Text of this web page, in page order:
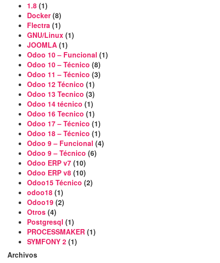
1.8 (1)
Docker(8)
Flectra (1)
GNU/Linux (1)
JOOMLA (1)
Odoo 10 – Funcional (1)
Odoo 10 – Técnico (8)
Odoo 11 – Técnico (3)
Odoo 12 Técnico (1)
Odoo 13 Tecnico (3)
Odoo 14 técnico (1)
Odoo 16 Tecnico (1)
Odoo 17 – Técnico (1)
Odoo 18 – Técnico (1)
Odoo 9 – Funcional (4)
Odoo 9 – Técnico (6)
Odoo ERP v7 (10)
Odoo ERP v8 (10)
Odoo15 Técnico (2)
odoo18 (1)
Odoo19 (2)
Otros (4)
Postgresql (1)
PROCESSMAKER (1)
SYMFONY 2 (1)
Archivos